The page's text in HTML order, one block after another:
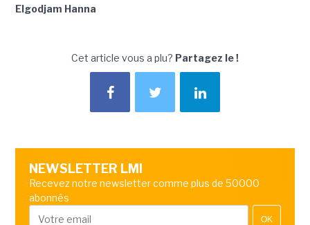
Elgodjam Hanna
Cet article vous a plu? Partagez le !
NEWSLETTER LMI
Recevez notre newsletter comme plus de 50000
abonnés
OK